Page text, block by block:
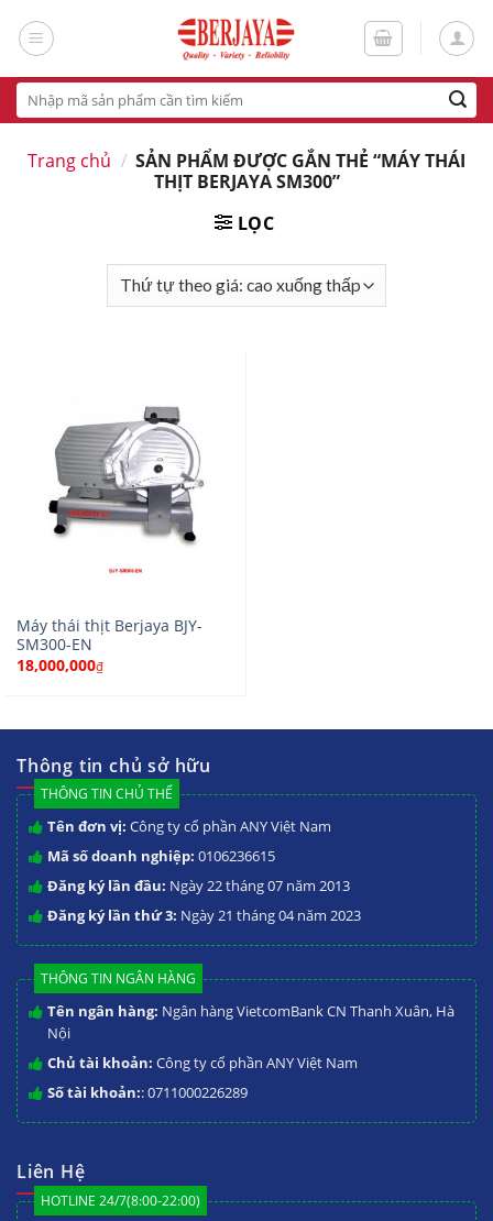
Tìm
kiếm:
Trang chủ / SẢN PHẨM ĐƯỢC GẮN THẺ “MÁY THÁI
THỊT BERJAYA SM300”
LỌC
Máy thái thịt Berjaya BJY-
SM300-EN
18,000,000₫
Thông tin chủ sở hữu
THÔNG TIN CHỦ THỂ
Tên đơn vị: Công ty cổ phần ANY Việt Nam
Mã số doanh nghiệp: 0106236615
Đăng ký lần đầu: Ngày 22 tháng 07 năm 2013
Đăng ký lần thứ 3: Ngày 21 tháng 04 năm 2023
THÔNG TIN NGÂN HÀNG
Tên ngân hàng: Ngân hàng VietcomBank CN Thanh Xuân, Hà
Nội
Chủ tài khoản: Công ty cổ phần ANY Việt Nam
Số tài khoản:: 0711000226289
Liên Hệ
HOTLINE 24/7(8:00-22:00)